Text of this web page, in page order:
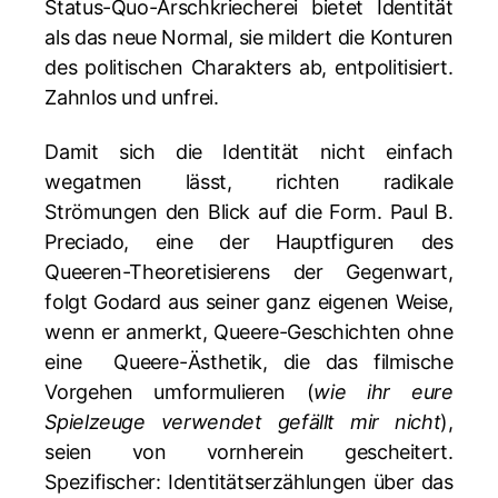
Status-Quo-Arschkriecherei bietet Identität
als das neue Normal, sie mildert die Konturen
des politischen Charakters ab, entpolitisiert.
Zahnlos und unfrei.
Damit sich die Identität nicht einfach
wegatmen lässt, richten radikale
Strömungen den Blick auf die Form. Paul B.
Preciado, eine der Hauptfiguren des
Queeren-Theoretisierens der Gegenwart,
folgt Godard aus seiner ganz eigenen Weise,
wenn er anmerkt, Queere-Geschichten ohne
eine Queere-Ästhetik, die das filmische
Vorgehen umformulieren (wie ihr eure
Spielzeuge verwendet gefällt mir nicht),
seien von vornherein gescheitert.
Spezifischer: Identitätserzählungen über das